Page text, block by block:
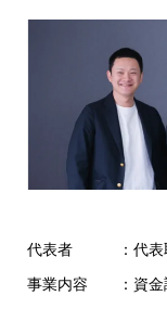
代表者 ：代表
事業内容 ：資金